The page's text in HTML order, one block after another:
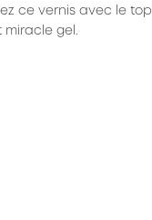
ce vernis avec le top
gel.